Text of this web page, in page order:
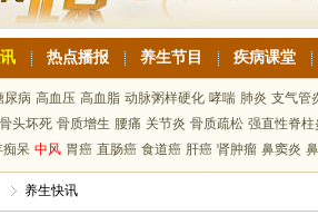
热点播报 养生节目 疾病课堂
尿病 高血压 高血脂 动脉粥样硬化 哮喘 肺炎 支气管
头坏死 骨质增生 腰痛 关节炎 骨质疏松 强直性脊柱
痴呆 中风 胃癌 直肠癌 食道癌 肝癌 肾肿瘤 鼻窦炎
养生快讯